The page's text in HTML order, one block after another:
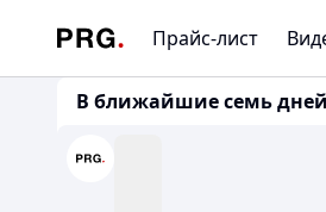
Прайс-лист
В ближайшие семь дней